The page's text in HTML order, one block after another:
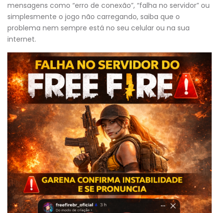
mensagens como “erro de conexão”, “falha no servidor” ou
simplesmente o jogo não carregando, saiba que o
problema nem sempre está no seu celular ou na sua
internet.